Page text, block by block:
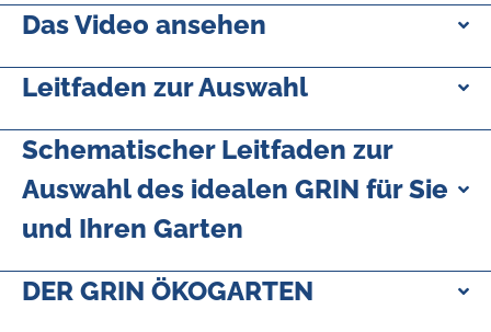
Das Video ansehen
Leitfaden zur Auswahl
Schematischer Leitfaden zur
Auswahl des idealen GRIN für Sie
und Ihren Garten
DER GRIN ÖKOGARTEN